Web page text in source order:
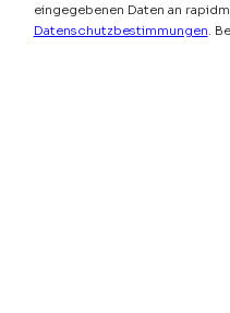
eingegebenen Daten an
Datenschutzbestimmungen .